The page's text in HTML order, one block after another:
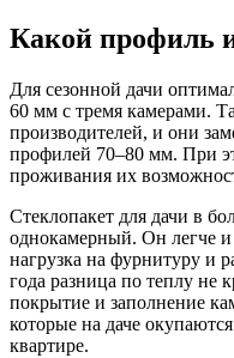
Какой профиль
Для сезонной дачи
60 мм с тремя камерами.
производителей, и они
профилей 70–80 мм. При
проживания их
Стеклопакет для дачи в
однокамерный. Он легче
нагрузка на фурнитуру и
года разница по теплу не
покрытие и заполнение
которые на даче
квартире.